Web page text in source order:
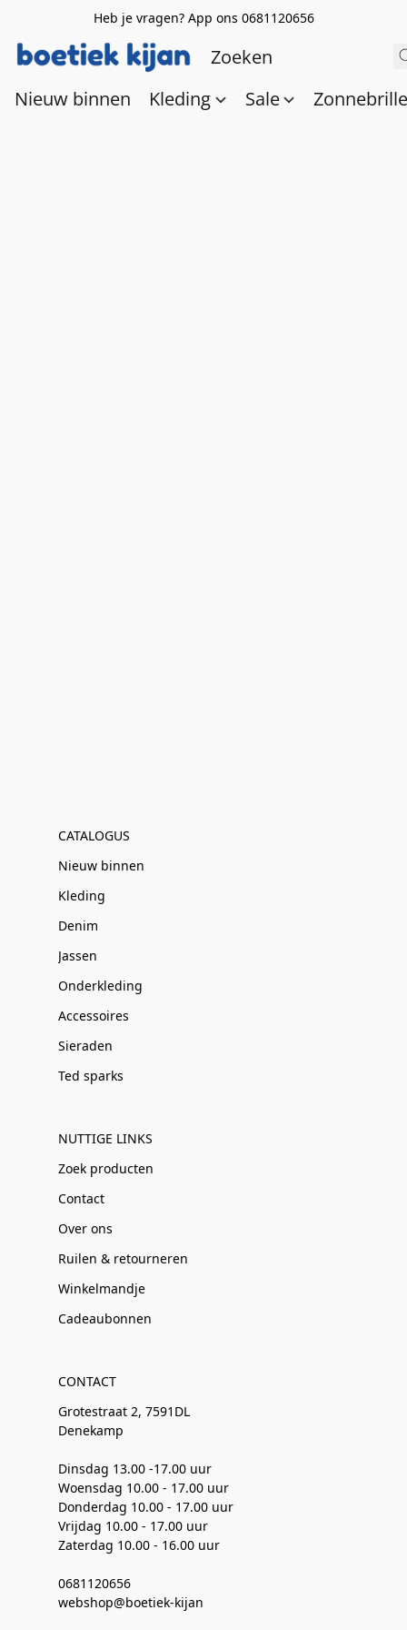
Heb je vragen? App ons 0681120656
Nieuw binnen Kleding Sale
CATALOGUS
Nieuw binnen
Kleding
Denim
Jassen
Onderkleding
Accessoires
Sieraden
Ted sparks
NUTTIGE LINKS
Zoek producten
Contact
Over ons
Ruilen & retourneren
Winkelmandje
Cadeaubonnen
CONTACT
Grotestraat 2, 7591DL
Denekamp
Dinsdag 13.00 -17.00 uur
Woensdag 10.00 - 17.00 uur
Donderdag 10.00 - 17.00 uur
Vrijdag 10.00 - 17.00 uur
Zaterdag 10.00 - 16.00 uur
0681120656
webshop@boetiek-kijan